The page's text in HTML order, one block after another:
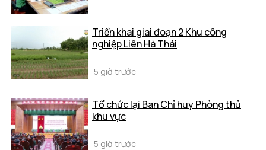
Triển khai giai đoạn 2 Khu công
nghiệp Liên Hà Thái
5 giờ trước
Tổ chức lại Ban Chỉ huy Phòng thủ
khu vực
5 giờ trước